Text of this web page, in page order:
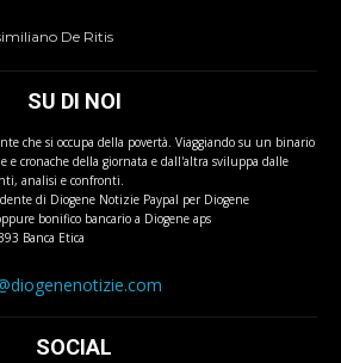
De Ritis
SU DI NOI
che si occupa della povertà. Viaggiando su un binario
e cronache della giornata e dall'altra sviluppa dalle
analisi e confronti.
di Diogene Notizie Paypal per Diogene
bonifico bancario a Diogene aps
Banca Etica
SOCIAL